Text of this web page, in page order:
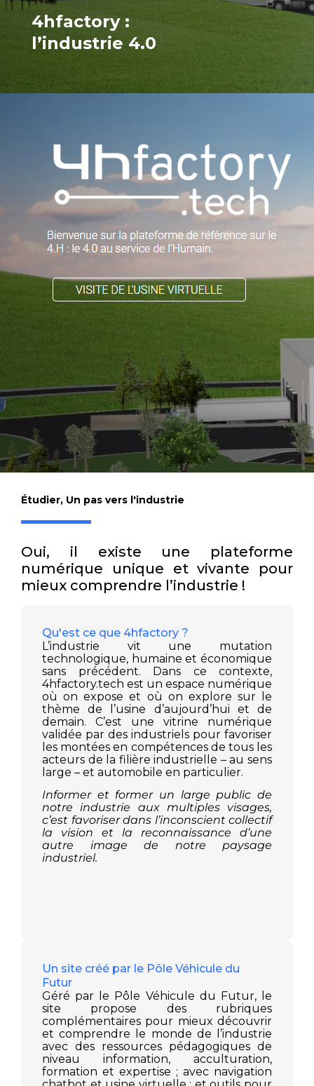
4hfactory :
l’industrie 4.0
Étudier, Un pas vers l'industrie
Oui, il existe une plateforme
numérique unique et vivante pour
mieux comprendre l’industrie !
Qu'est ce que 4hfactory ?
L’industrie vit une mutation
technologique, humaine et économique
sans précédent. Dans ce contexte,
4hfactory.tech est un espace numérique
où on expose et où on explore sur le
thème de l’usine d’aujourd’hui et de
demain. C’est une vitrine numérique
validée par des industriels pour favoriser
les montées en compétences de tous les
acteurs de la filière industrielle – au sens
large – et automobile en particulier.
Informer et former un large public de
notre industrie aux multiples visages,
c’est favoriser dans l’inconscient collectif
la vision et la reconnaissance d’une
autre image de notre paysage
industriel.
Un site créé par le Pôle Véhicule du
Futur
Géré par le Pôle Véhicule du Futur, le
site propose des rubriques
complémentaires pour mieux découvrir
et comprendre le monde de l’industrie
avec des ressources pédagogiques de
niveau information, acculturation,
formation et expertise ; avec navigation